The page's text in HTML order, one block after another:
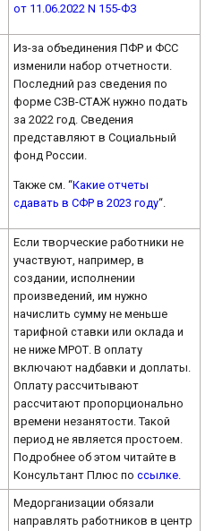
от 11.06.2022 N 155-ФЗ
Из-за объединения ПФР и ФСС
изменили набор отчетности.
Последний раз сведения по
форме СЗВ-СТАЖ нужно подать
за 2022 год. Сведения
представляют в Социальный
фонд России.
Также см. “Какие отчеты
сдавать в СФР в 2023 году“.
Если творческие работники не
участвуют, например, в
создании, исполнении
произведений, им нужно
начислить сумму не меньше
тарифной ставки или оклада и
не ниже МРОТ. В оплату
включают надбавки и доплаты.
Оплату рассчитывают
рассчитают пропорционально
времени незанятости. Такой
период не является простоем.
Подробнее об этом читайте в
Консультант Плюс поссылке.
Медорганизации обязали
направлять работников в центр